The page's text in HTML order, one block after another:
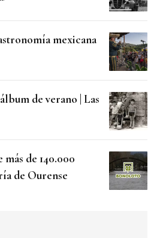
mexicana
de verano | Las
de 140.000
de Ourense